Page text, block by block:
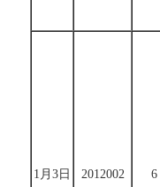
1月3日 2012002 6